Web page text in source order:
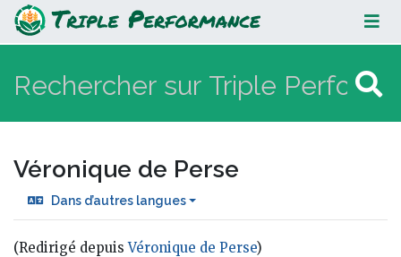
Véronique de Perse
Véronique de Perse
Dans d’autres langues
(Redirigé depuisVéronique de Perse)